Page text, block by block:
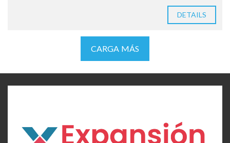
DETAILS
CARGA MÁS